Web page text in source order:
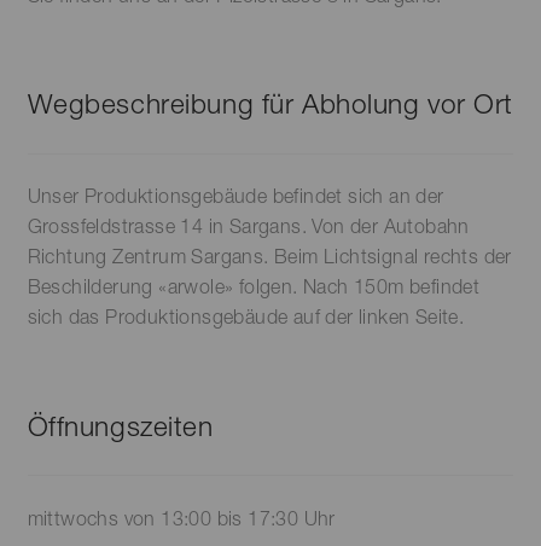
Wegbeschreibung für Abholung vor Ort
Unser Produktionsgebäude befindet sich an der
Grossfeldstrasse 14 in Sargans. Von der Autobahn
Richtung Zentrum Sargans. Beim Lichtsignal rechts der
Beschilderung «arwole» folgen. Nach 150m befindet
sich das Produktionsgebäude auf der linken Seite.
Öffnungszeiten
mittwochs von 13:00 bis 17:30 Uhr